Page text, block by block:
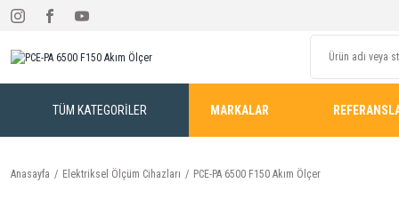
TÜM KATEGORİLER MARKALAR
Anasayfa Elektriksel Ölçüm Cihazları PCE-PA 6500 F150 Akım Ölçer